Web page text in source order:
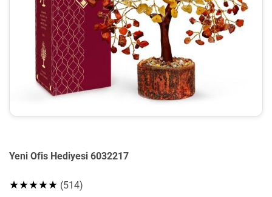
Yeni Ofis Hediyesi 6032217
★★★★★ (514)